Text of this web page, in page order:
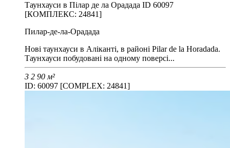
Таунхауси в Пілар де ла Орадада ID 60097
[КОМПЛЕКС: 24841]
Пилар-де-ла-Орадада
Нові таунхауси в Аліканті, в районі Pilar de la Horadada.
Таунхауси побудовані на одному поверсі...
3 2 90 м²
ID: 60097 [COMPLEX: 24841]